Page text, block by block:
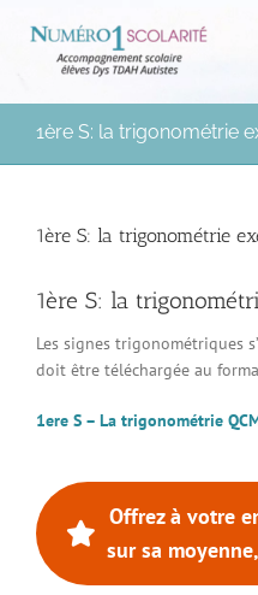
contenu
Rechercher:
Mentorat scolaire
Médias
Connexion à votre espace
1ère S: la trigonométrie
1ère S: la trigonométrie
1ère S: la
Les signes trigonométriques
doit être téléchargée au
1ere S – La trigonométrie
Offrez à votre
sur sa